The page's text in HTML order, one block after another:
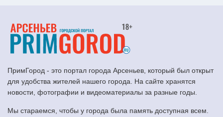
ПримГород - это портал города Арсеньев, который был открыт
для удобства жителей нашего города. На сайте хранятся
новости, фотографии и видеоматериалы за разные годы.
Мы стараемся, чтобы у города была память доступная всем.